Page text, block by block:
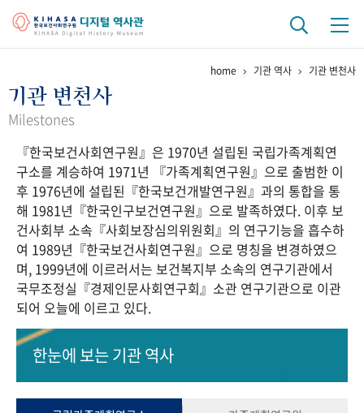
걸어온 길 기관 변천사
연구 역사
정책과 연구 키워드로 보는 연구 역사
연구자들
간행물 변천사
기록물 아카이브
사진 아카이브 문서 기록물 행정박물 영상 기록물
50+1 주년 기념
세계와 함께 한 KIHASA
home 기관 역사 기관 변천사
기관 변천사
Milestones
『한국보건사회연구원』은 1970년 설립된 국립가족계획연
구소를 계승하여 1971년 『가족계획연구원』으로 출범한 이
후 1976년에 설립된『한국보건개발연구원』과의 통합을 통
해 1981년『한국인구보건연구원』으로 발족하였다. 이후 보
건사회부 소속『사회보장심의위원회』의 연구기능을 흡수하
여 1989년『한국보건사회연구원』으로 명칭을 변경하였으
며, 1999년에 이르러서는 보건복지부 소속의 연구기관에서
국무조정실『경제인문사회연구회』소관 연구기관으로 이관
되어 오늘에 이르고 있다.
한눈에 보는기관 역사